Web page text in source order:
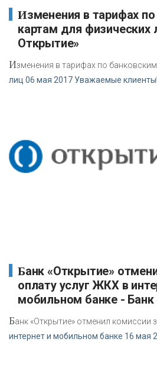
Изменения в тарифах по банковским
картам для физических
Открытие»
Изменения в тарифах по
лиц 06 мая 2017 Уважаемые
Банк «Открытие» отменил комиссии за
оплату услуг ЖКХ в
мобильном банке -
Банк «Открытие» отменил комиссии
интернет и мобильном банке 16 мая